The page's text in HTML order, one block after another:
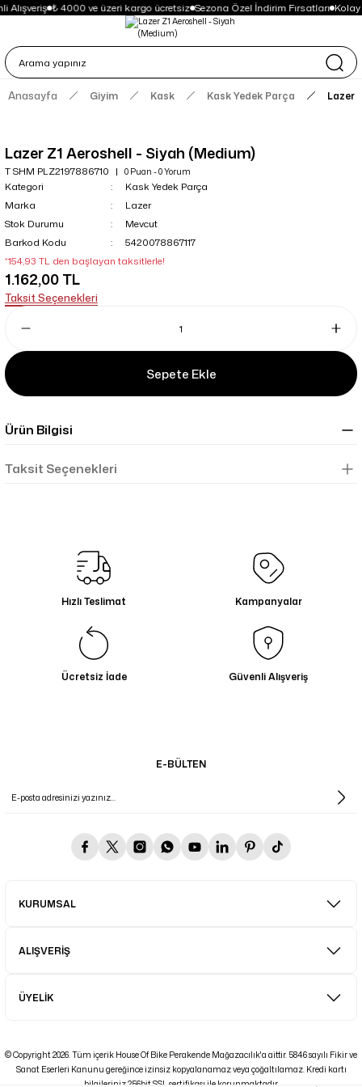
Alışveriş ₺ 4000 ve üzeri kargo ücretsiz Sezona Özel İndirim Fırsatları Kolay
Anasayfa Giyim Kask Kask Yedek Parça Lazer
Lazer Z1 Aeroshell - Siyah (Medium)
T SHM PLZ2197886710 0 Puan - 0 Yorum
Kategori
Kask Yedek Parça
Marka
Lazer
Stok Durumu
Mevcut
Barkod Kodu
5420078867117
*154,93 TL den başlayan taksitlerle!
1.162,00 TL
Taksit Seçenekleri
Sepete Ekle
Ürün Bilgisi
Taksit Seçenekleri
Hızlı Teslimat Kampanyalar
Ücretsiz İade Güvenli Alışveriş
E-BÜLTEN
KURUMSAL
ALIŞVERİŞ
ÜYELİK
© Copyright 2026. Tüm içerik House Of Bike Perakende Mağazacılık'a aittir. 5846 sayılı Fikir ve
Sanat Eserleri Kanunu gereğince izinsiz kopyalanamaz veya çoğaltılamaz. Kredi kartı
bilgileriniz 256bit SSL sertifikası ile korunmaktadır.